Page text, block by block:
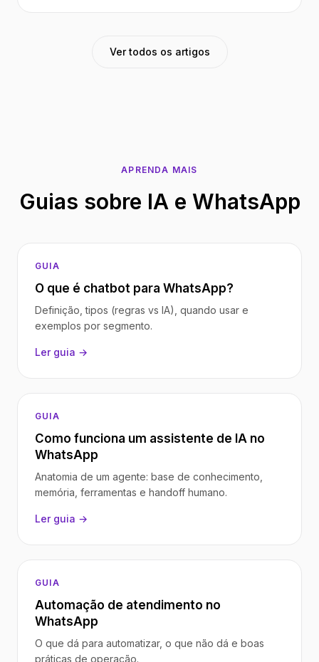
Ver todos os artigos
APRENDA MAIS
Guias sobre IA e WhatsApp
GUIA
O que é chatbot para WhatsApp?
Definição, tipos (regras vs IA), quando usar e
exemplos por segmento.
Ler guia →
GUIA
Como funciona um assistente de IA no
WhatsApp
Anatomia de um agente: base de conhecimento,
memória, ferramentas e handoff humano.
Ler guia →
GUIA
Automação de atendimento no
WhatsApp
O que dá para automatizar, o que não dá e boas
práticas de operação.